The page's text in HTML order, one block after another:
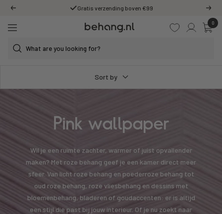
Skip
content
Previous Wij staan voor u klaar! Next
0
Behang.nl
Navigation
Sort by
Pink wallpaper
Wil je een ruimte zachter, warmer of juist opvallender
maken? Met roze behang geef je een kamer direct meer
sfeer. Van licht roze behang en poederroze behang tot
oud roze behang, roze vliesbehang en dessins met
bloemenbehang, bladeren of goudaccenten: er is altijd
een stijl die past bij jouw interieur. Of je nu zoekt naar